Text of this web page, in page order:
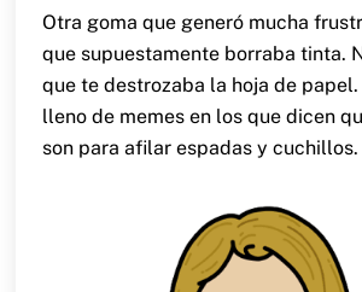
Otra goma que generó mucha
que supuestamente borraba tinta.
que te destrozaba la hoja de
lleno de memes en los que dicen
son para afilar espadas y cuchillos.